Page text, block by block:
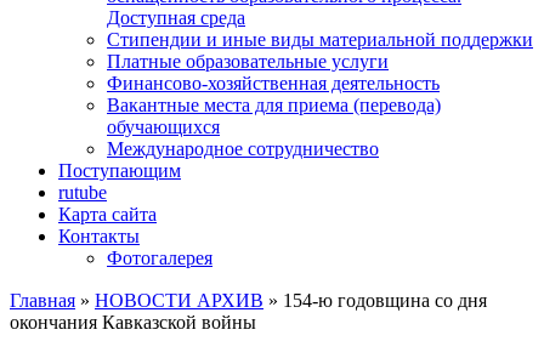
Доступная среда
Стипендии и иные виды материальной поддержки
Платные образовательные услуги
Финансово-хозяйственная деятельность
Вакантные места для приема (перевода)
обучающихся
Международное сотрудничество
Поступающим
rutube
Карта сайта
Контакты
Фотогалерея
Главная » НОВОСТИ АРХИВ » 154-ю годовщина со дня
окончания Кавказской войны